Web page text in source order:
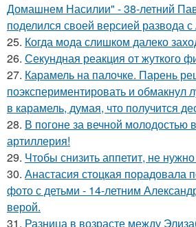
Домашнем Насилии" - 38-летний
поделился своей версией развода
25. Когда мода слишком далеко
26. Секундная реакция от жуткого
27. Карамель на палочке. Парень
поэкспериментировать и обмакнул
в карамель, думая, что получится
28. В погоне за вечной молодостью
артиллерия!
29. Чтобы снизить аппетит, не
30. Анастасия стоцкая порадовала
фото с детьми - 14-летним
верой.
31. Разница в возрасте между